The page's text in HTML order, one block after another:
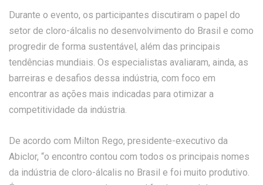
Durante o evento, os participantes discutiram o papel do
setor de cloro-álcalis no desenvolvimento do Brasil e como
progredir de forma sustentável, além das principais
tendências mundiais. Os especialistas avaliaram, ainda, as
barreiras e desafios dessa indústria, com foco em
encontrar as ações mais indicadas para otimizar a
competitividade da indústria.
De acordo com Milton Rego, presidente-executivo da
Abiclor, “o encontro contou com todos os principais nomes
da indústria de cloro-álcalis no Brasil e foi muito produtivo.